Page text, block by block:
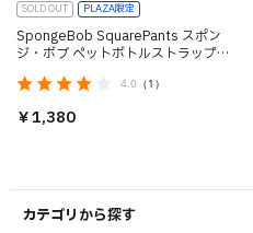
SOLD OUT PLAZA限定
SpongeBob SquarePants スポン
ジ・ボブ ペットボトルストラップ
4.0 （1）
￥1,380
カテゴリから探す